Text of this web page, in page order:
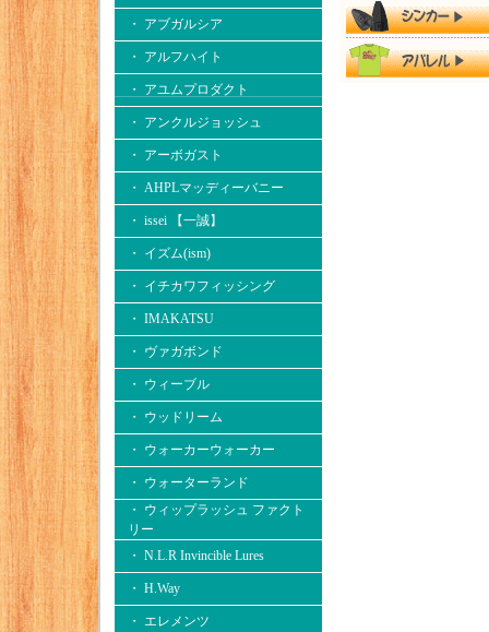
・ アブガルシア
・ アルフハイト
・ アユムプロダクト
・ アンクルジョッシュ
・ アーボガスト
・ AHPLマッディーバニー
・ issei 【一誠】
・ イズム(ism)
・ イチカワフィッシング
・ IMAKATSU
・ ヴァガボンド
・ ウィーブル
・ ウッドリーム
・ ウォーカーウォーカー
・ ウォーターランド
・ ウィップラッシュ ファクト
リー
・ N.L.R Invincible Lures
・ H.Way
・ エレメンツ